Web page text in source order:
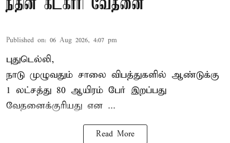
நிதின் கட்காரி வேதனை
Published on: 06 Aug 2026, 4:07 pm
புதுடெல்லி,
நாடு முழுவதும் சாலை விபத்துகளில் ஆண்டுக்கு
1 லட்சத்து 80 ஆயிரம் பேர் இறப்பது
வேதனைக்குரியது என ...
Read More